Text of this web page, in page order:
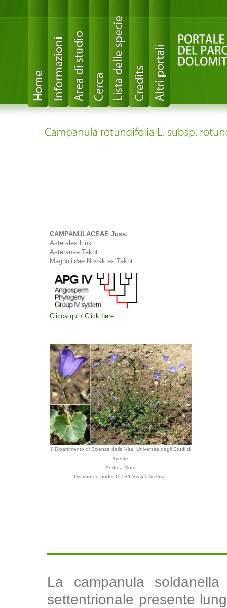
CAMPANULACEAE Juss.
Asterales Link
Asteranae Takht.
Magnoliidae Novák ex Takht.
Clicca qui / Click here
© Dipartimento di Scienze della Vita, Università degli Studi di
Trieste
Andrea Moro
Distributed under CC BY-SA 4.0 license.
La campanula
settentrionale presente